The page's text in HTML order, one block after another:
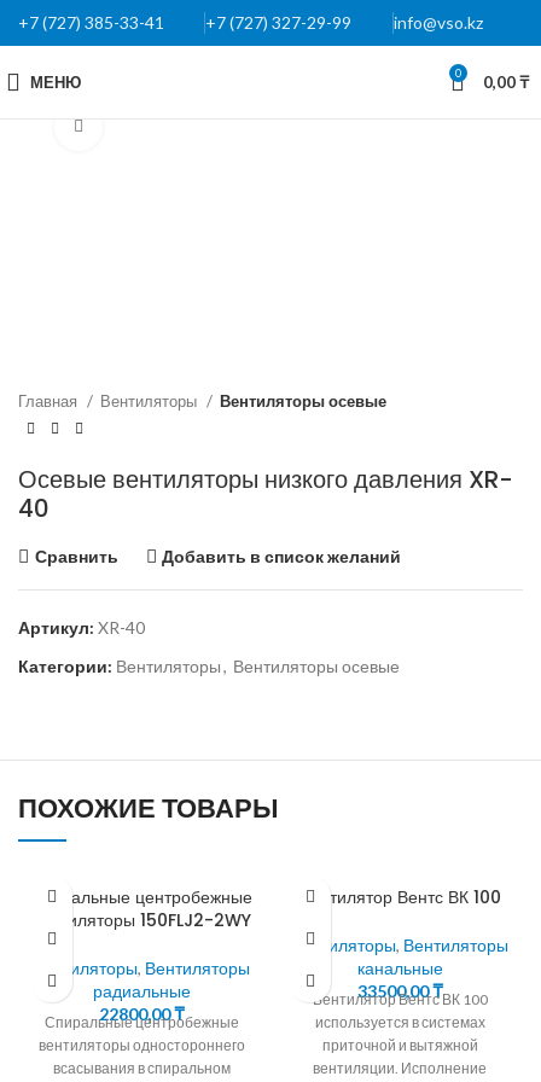
+7 (727) 385-33-41 +7 (727) 327-29-99 info@vso.kz
МЕНЮ 0 0,00₸
Главная Вентиляторы Вентиляторы осевые
Осевые вентиляторы низкого давления XR-
40
Сравнить Добавить в список желаний
Артикул: XR-40
Категории: Вентиляторы, Вентиляторы осевые
ПОХОЖИЕ ТОВАРЫ
Спиральные центробежные
вентиляторы 150FLJ2-2WY
Вентиляторы, Вентиляторы
радиальные
22800,00₸
Спиральные центробежные
вентиляторы одностороннего
всасывания в спиральном
Вентилятор Вентс ВК 100
Вентиляторы, Вентиляторы
канальные
33500,00₸
Вентилятор Вентс ВК 100
используется в системах
приточной и вытяжной
вентиляции. Исполнение